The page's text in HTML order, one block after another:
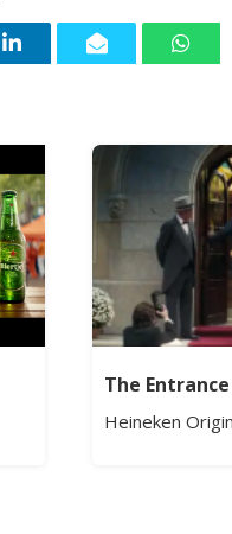
The Entrance
Heineken